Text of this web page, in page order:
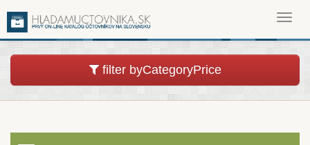
filter byCategoryPrice